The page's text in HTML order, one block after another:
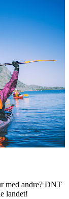
med andre? DNT
landet!